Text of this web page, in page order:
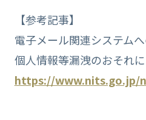
【参考記事】
電子メール関連システム
個人情報等漏洩のおそれ
https://www.nits.go.jp/